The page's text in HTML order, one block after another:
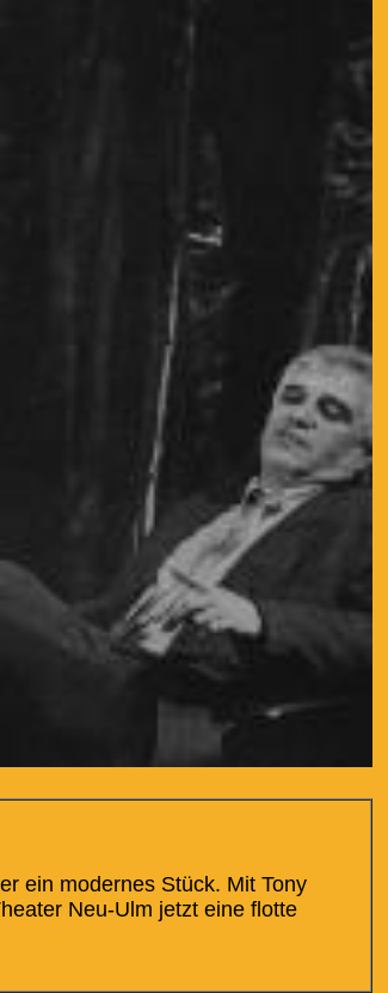
ein modernes Stück. Mit Tony
Neu-Ulm jetzt eine flotte